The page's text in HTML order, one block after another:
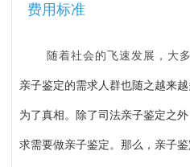
费用标准
随着社会的飞速发展，大
亲子鉴定的需求人群也随之 越来越
为了真相。除了司法亲子鉴定之
求需要做亲子鉴定。那么，亲子